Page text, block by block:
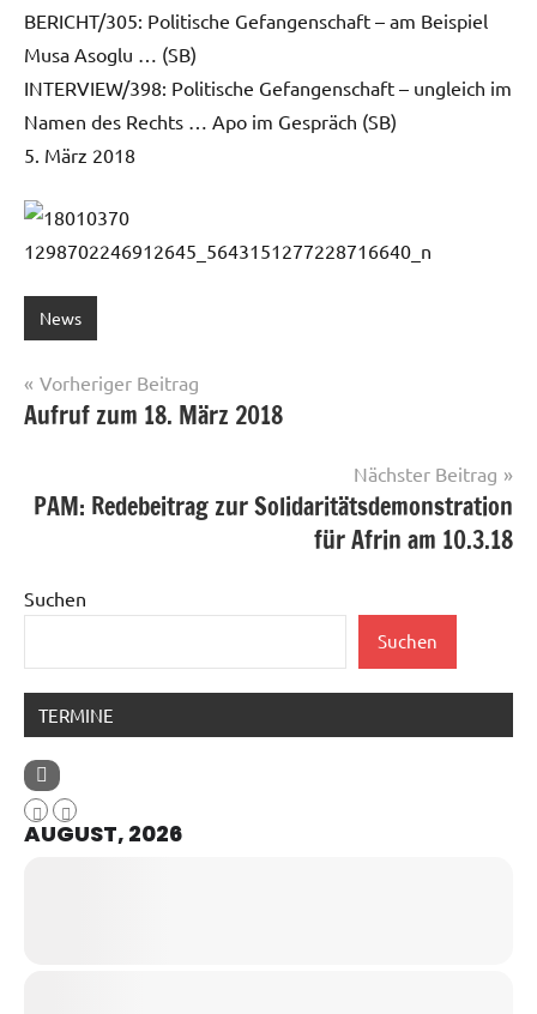
BERICHT/305: Politische Gefangenschaft – am Beispiel
Musa Asoglu … (SB)
INTERVIEW/398: Politische Gefangenschaft – ungleich im
Namen des Rechts … Apo im Gespräch (SB)
5. März 2018
News
Beitragsnavigation
Vorheriger Beitrag
Aufruf zum 18. März 2018
Nächster Beitrag
PAM: Redebeitrag zur Solidaritätsdemonstration
für Afrin am 10.3.18
Suchen
Suchen
TERMINE
AUGUST, 2026